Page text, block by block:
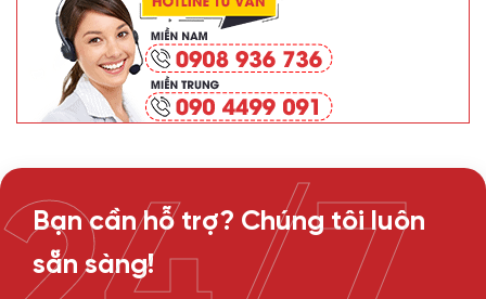
Bạn cần hỗ trợ? Chúng tôi luôn
sẵn sàng!